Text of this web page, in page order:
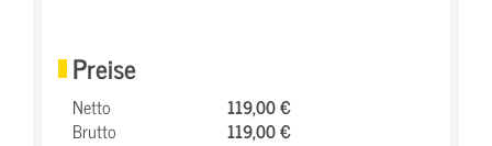
Preise
Netto
119,00 €
Brutto
119,00 €